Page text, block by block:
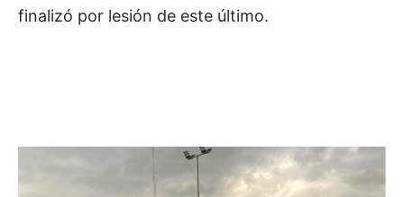
finalizó por lesión de este último.